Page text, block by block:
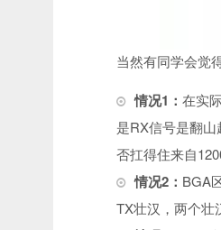
当然有同学会觉
情况1： 在实
是RX信号是翻
否扛得住来自
情况2： BGA
TX壮汉，两个壮